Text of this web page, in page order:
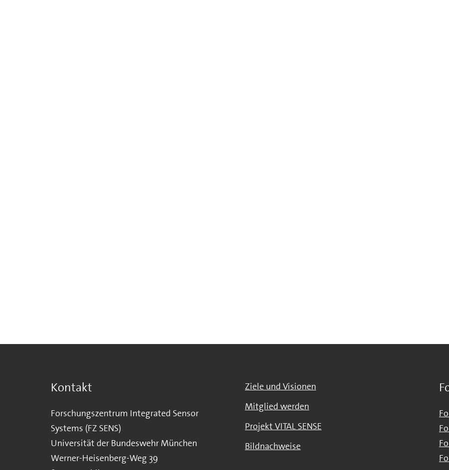
Kontakt
Forschungszentrum Integrated Sensor
Systems (FZ SENS)
Universität der Bundeswehr München
Werner-Heisenberg-Weg 39
Ziele und Visionen
Mitglied werden
Projekt VITAL SENSE
Bildnachweise